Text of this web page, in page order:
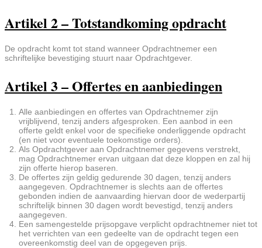
Artikel 2 – Totstandkoming opdracht
De opdracht komt tot stand wanneer Opdrachtnemer een
schriftelijke bevestiging stuurt naar Opdrachtgever.
Artikel 3 – Offertes en aanbiedingen
Alle aanbiedingen en offertes van Opdrachtnemer zijn
vrijblijvend, tenzij anders afgesproken. Een aanbod in een
offerte geldt enkel voor de specifieke onderliggende opdracht
(en niet voor eventuele toekomstige orders).
Als Opdrachtgever aan Opdrachtnemer gegevens verstrekt,
mag Opdrachtnemer ervan uitgaan dat deze kloppen en zal hij
zijn offerte hierop baseren.
De offertes zijn geldig gedurende 30 dagen, tenzij anders
aangegeven. Opdrachtnemer is slechts aan de offertes
gebonden indien de aanvaarding hiervan door de wederpartij
schriftelijk binnen 30 dagen wordt bevestigd, tenzij anders
aangegeven.
Een samengestelde prijsopgave verplicht opdrachtnemer niet tot
het verrichten van een gedeelte van de opdracht tegen een
overeenkomstig deel van de opgegeven prijs.